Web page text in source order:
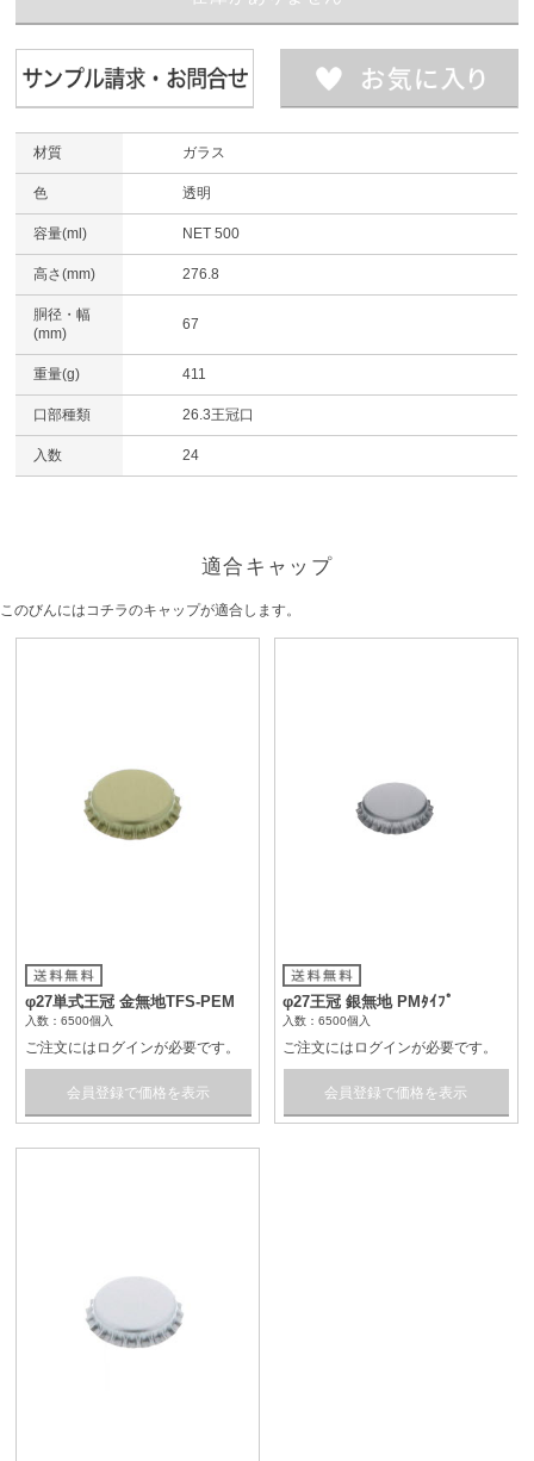
材質 ガラス
色 透明
容量(ml) NET 500
高さ(mm) 276.8
胴径・幅
(mm)
67
重量(g) 411
口部種類 26.3王冠口
入数 24
適合キャップ
このびんにはコチラのキャップが適合します。
φ27単式王冠 金無地TFS-PEM
入数：6500個入
ご注文にはログインが必要です。
会員登録で価格を表示
φ27王冠 銀無地 PMﾀｲﾌﾟ
入数：6500個入
ご注文にはログインが必要です。
会員登録で価格を表示